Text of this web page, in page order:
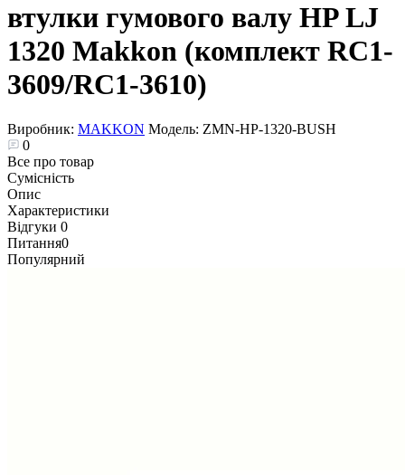
втулки гумового валу HP LJ
1320 Makkon (комплект RC1-
3609/RC1-3610)
Виробник: MAKKON Модель: ZMN-HP-1320-BUSH
0
Все про товар
Сумісність
Опис
Характеристики
Відгуки 0
Питання0
Популярний